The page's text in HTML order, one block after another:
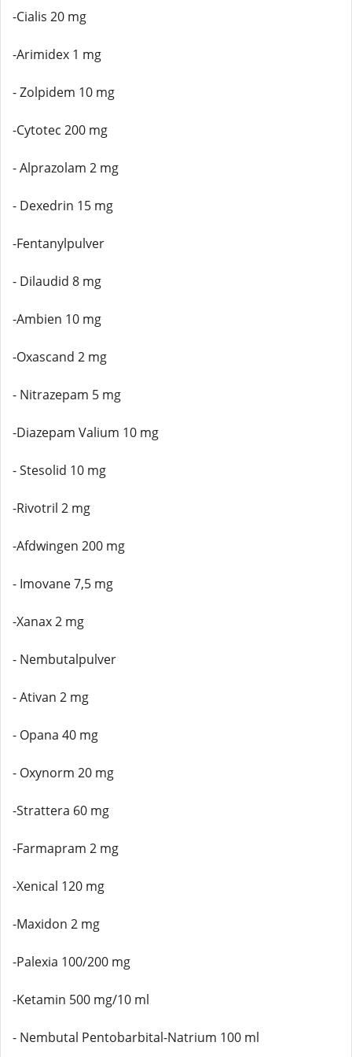
-Cialis 20 mg
-Arimidex 1 mg
- Zolpidem 10 mg
-Cytotec 200 mg
- Alprazolam 2 mg
- Dexedrin 15 mg
-Fentanylpulver
- Dilaudid 8 mg
-Ambien 10 mg
-Oxascand 2 mg
- Nitrazepam 5 mg
-Diazepam Valium 10 mg
- Stesolid 10 mg
-Rivotril 2 mg
-Afdwingen 200 mg
- Imovane 7,5 mg
-Xanax 2 mg
- Nembutalpulver
- Ativan 2 mg
- Opana 40 mg
- Oxynorm 20 mg
-Strattera 60 mg
-Farmapram 2 mg
-Xenical 120 mg
-Maxidon 2 mg
-Palexia 100/200 mg
-Ketamin 500 mg/10 ml
- Nembutal Pentobarbital-Natrium 100 ml